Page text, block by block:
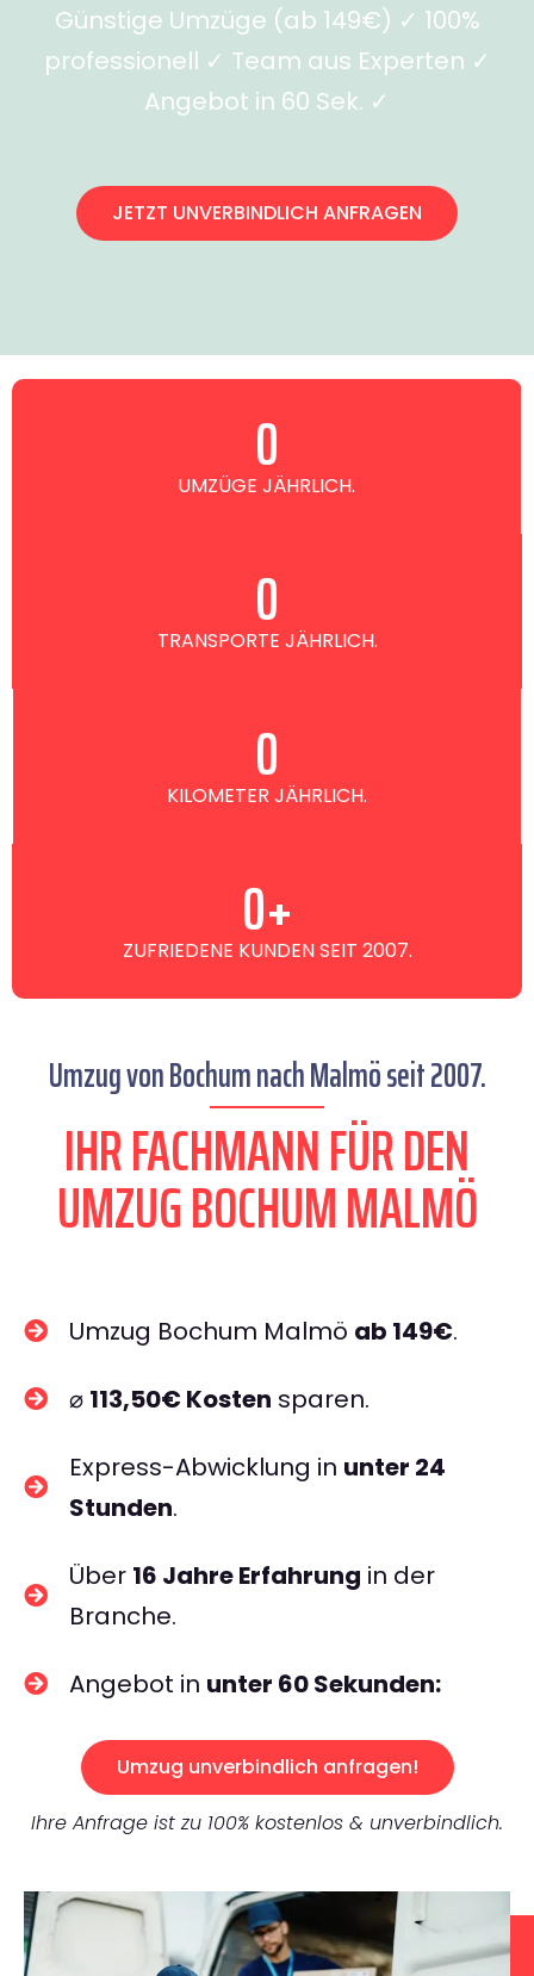
Günstige Umzüge (ab 149€) ✓ 100%
professionell ✓ Team aus Experten ✓
Angebot in 60 Sek. ✓
JETZT UNVERBINDLICH ANFRAGEN
UMZÜGE JÄHRLICH.
0
TRANSPORTE JÄHRLICH.
0
KILOMETER JÄHRLICH.
0
ZUFRIEDENE KUNDEN SEIT 2007.
0+
Umzug von Bochum nach Malmö seit 2007.
IHR FACHMANN FÜR DEN
UMZUG BOCHUM MALMÖ
Umzug Bochum Malmö ab 149€.
⌀ 113,50€ Kosten sparen.
Express-Abwicklung in unter 24
Stunden.
Über 16 Jahre Erfahrung in der
Branche.
Angebot in unter 60 Sekunden:
Umzug unverbindlich anfragen!
Ihre Anfrage ist zu 100% kostenlos & unverbindlich.